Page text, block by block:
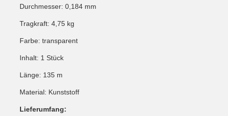
Durchmesser: 0,184 mm
Tragkraft: 4,75 kg
Farbe: transparent
Inhalt: 1 Stück
Länge: 135 m
Material: Kunststoff
Lieferumfang: